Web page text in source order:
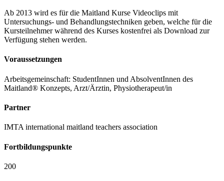
Ab 2013 wird es für die Maitland Kurse Videoclips mit
Untersuchungs- und Behandlungstechniken geben, welche für die
Kursteilnehmer während des Kurses kostenfrei als Download zur
Verfügung stehen werden.
Voraussetzungen
Arbeitsgemeinschaft: StudentInnen und AbsolventInnen des
Maitland® Konzepts, Arzt/Ärztin, Physiotherapeut/in
Partner
IMTA international maitland teachers association
Fortbildungspunkte
200